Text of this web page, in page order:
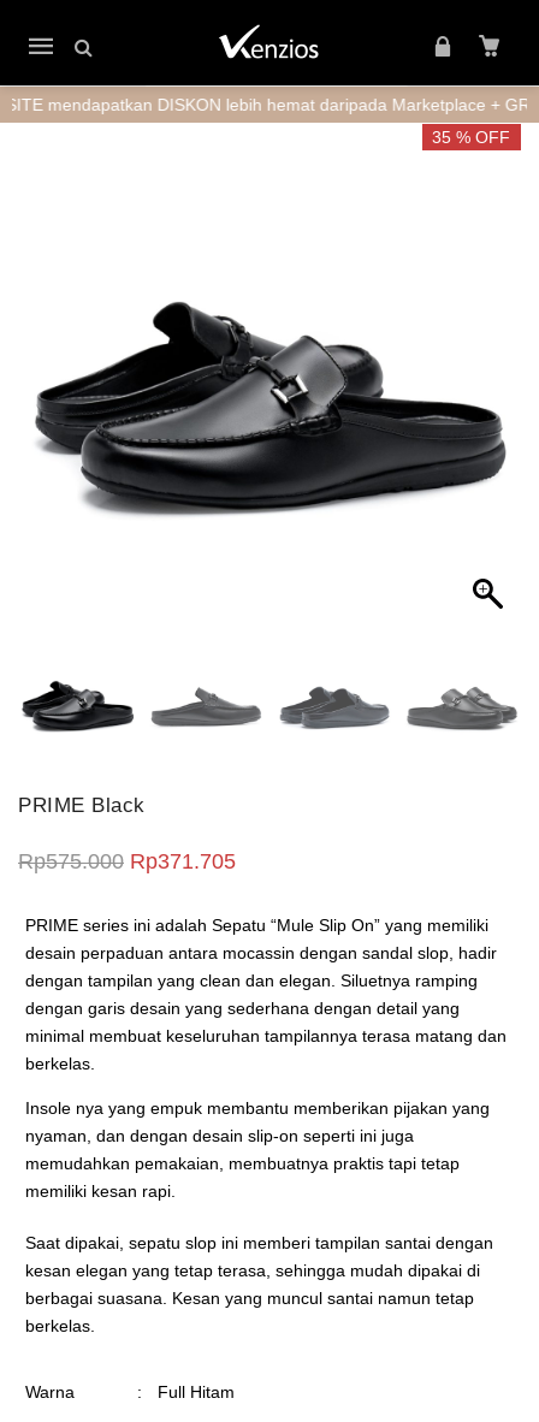
Mobile
navigation
mendapatkan DISKON lebih hemat daripada Marketplace + GRATIS
35 % OFF
PRIME Black
Rp575.000 Harga aslinya adalah: Rp575.000.
Rp371.705Harga saat ini adalah:
PRIME series ini adalah Sepatu “Mule Slip On” yang memiliki
desain perpaduan antara mocassin dengan sandal slop, hadir
dengan tampilan yang clean dan elegan. Siluetnya ramping
dengan garis desain yang sederhana dengan detail yang
minimal membuat keseluruhan tampilannya terasa matang dan
berkelas.
Insole nya yang empuk membantu memberikan pijakan yang
nyaman, dan dengan desain slip-on seperti ini juga
memudahkan pemakaian, membuatnya praktis tapi tetap
memiliki kesan rapi.
Saat dipakai, sepatu slop ini memberi tampilan santai dengan
kesan elegan yang tetap terasa, sehingga mudah dipakai di
berbagai suasana. Kesan yang muncul santai namun tetap
berkelas.
Warna : Full Hitam